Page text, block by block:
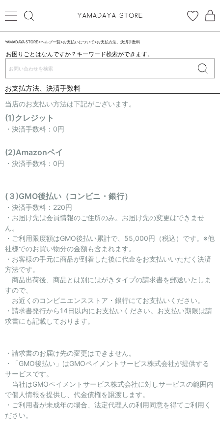
お気に入り
CATEGORYから探す
新着商品
予約商品
セール商品
スタイリング
特集
NEWS
店舗検索
サイズガイド
ご利用ガイド/ヘルプ
YAMADAYA STORE>ヘルプ一覧>お支払いについて>お支払方法、決済手数料
お困りごとはなんですか？キーワード検索ができます。
お支払方法、決済手数料
当店のお支払い方法は下記がございます。
(1)クレジット
・決済手数料：0円
(2)Amazonペイ
・決済手数料：0円
(３)GMO後払い（コンビニ・銀行）
・決済手数料：220円
・お届け先は会員情報のご住所のみ。お届け先の変更はできませ
ん。
・ご利用限度額はGMO後払い累計で、55,000円（税込）です。※他
社様でのお買い物分の金額も含まれます。
・お客様の手元に商品が到着した後に代金をお支払いいただく決済
方法です。
商品出荷後、商品とは別にはがきタイプの請求書を郵送いたしま
すので、
お近くのコンビニエンスストア・銀行にてお支払いください。
・請求書発行から14日以内にお支払いください。お支払い期限は請
求書にも記載しております。
・請求書のお届け先の変更はできません。
・「GMO後払い」はGMOペイメントサービス株式会社が提供する
サービスです。
当社はGMOペイメントサービス株式会社に対しサービスの範囲内
で個人情報を提供し、代金債権を譲渡します。
・ご利用者が未成年の場合、法定代理人の利用同意を得てご利用く
ださい。
送信完了しました